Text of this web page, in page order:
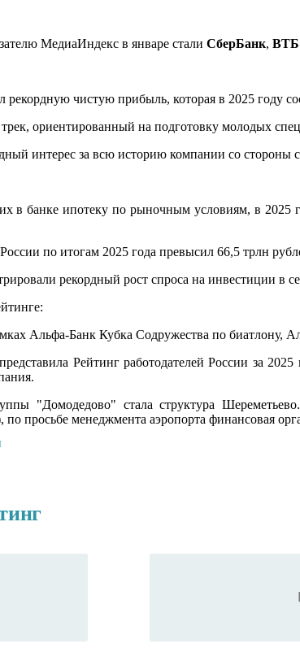
МедиаИндекс в январе стали СберБанк, ВТБ
рекордную чистую прибыль, которая в 2025 году
ориентированный на подготовку молодых
интерес за всю историю компании со
банке ипотеку по рыночным условиям, в 2025
по итогам 2025 года превысил 66,5 трлн
рекордный рост спроса на инвестиции в
Альфа-Банк Кубка Содружества по биатлону,
Рейтинг работодателей России за
"Домодедово" стала структура
просьбе менеджмента аэропорта финансовая